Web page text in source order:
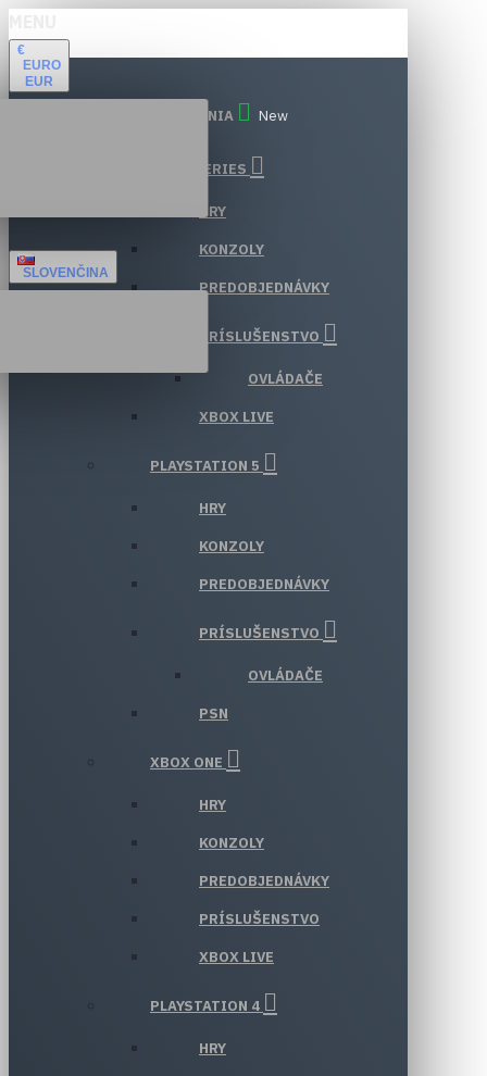
€
EURO
EUR
SLOVENČINA
VŠETKY ODDELENIA New
XBOX SERIES
HRY
KONZOLY
PREDOBJEDNÁVKY
PRÍSLUŠENSTVO
OVLÁDAČE
XBOX LIVE
PLAYSTATION 5
HRY
KONZOLY
PREDOBJEDNÁVKY
PRÍSLUŠENSTVO
OVLÁDAČE
PSN
XBOX ONE
HRY
KONZOLY
PREDOBJEDNÁVKY
PRÍSLUŠENSTVO
XBOX LIVE
PLAYSTATION 4
HRY